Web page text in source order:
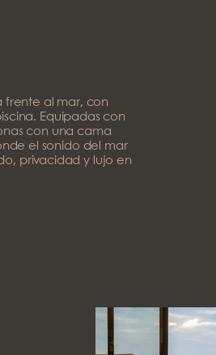
frente al mar, con
Equipadas con
con una cama
el sonido del mar
privacidad y lujo en